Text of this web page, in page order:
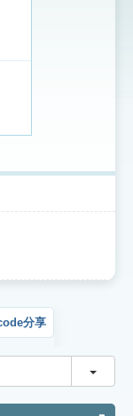
分享
切換